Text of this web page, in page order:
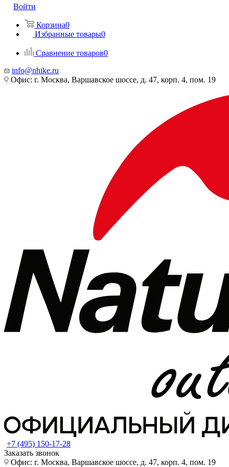
Войти
Корзина0
Избранные товары0
Сравнение товаров0
info@nhike.ru
Офис: г. Москва, Варшавское шоссе, д. 47, корп. 4, пом. 19
+7 (495) 150-17-28
Заказать звонок
Офис: г. Москва, Варшавское шоссе, д. 47, корп. 4, пом. 19